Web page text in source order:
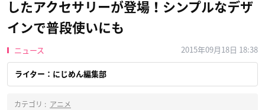
したアクセサリーが登場！シンプルなデザ
インで普段使いにも
ニュース 2015年09月18日 18:38
ライター：にじめん編集部
カテゴリ : アニメ